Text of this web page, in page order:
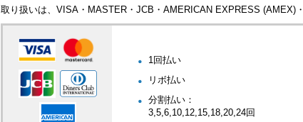
取り扱いは、VISA・MASTER・JCB・AMERICAN EXPRESS (AMEX)・
1回払い
リボ払い
分割払い：
3,5,6,10,12,15,18,20,24回